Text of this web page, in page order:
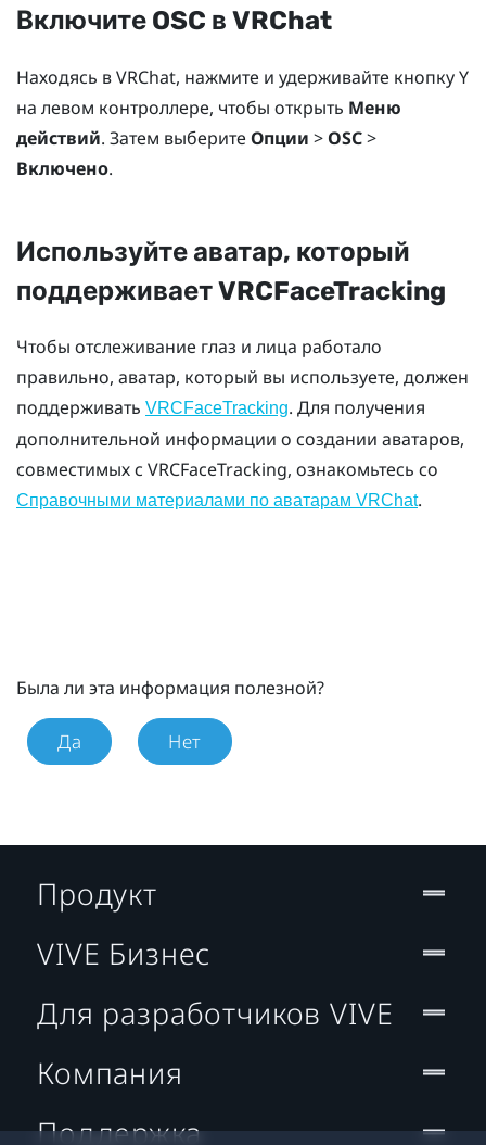
Включите OSC в VRChat
Находясь вVRChat, нажмите и удерживайте кнопкуY
на левом контроллере, чтобы открыть Меню
действий. Затем выберите Опции > OSC>
Включено.
Используйте аватар, который
поддерживает VRCFaceTracking
Чтобы отслеживание глаз и лица работало
правильно, аватар, который вы используете, должен
поддерживать VRCFaceTracking. Для получения
дополнительной информации о создании аватаров,
совместимых с VRCFaceTracking, ознакомьтесь со
Справочными материалами по аватарам VRChat.
Была ли эта информация полезной?
Да Нет
Продукт
VIVE Бизнес
Для разработчиков VIVE
Компания
Поддержка